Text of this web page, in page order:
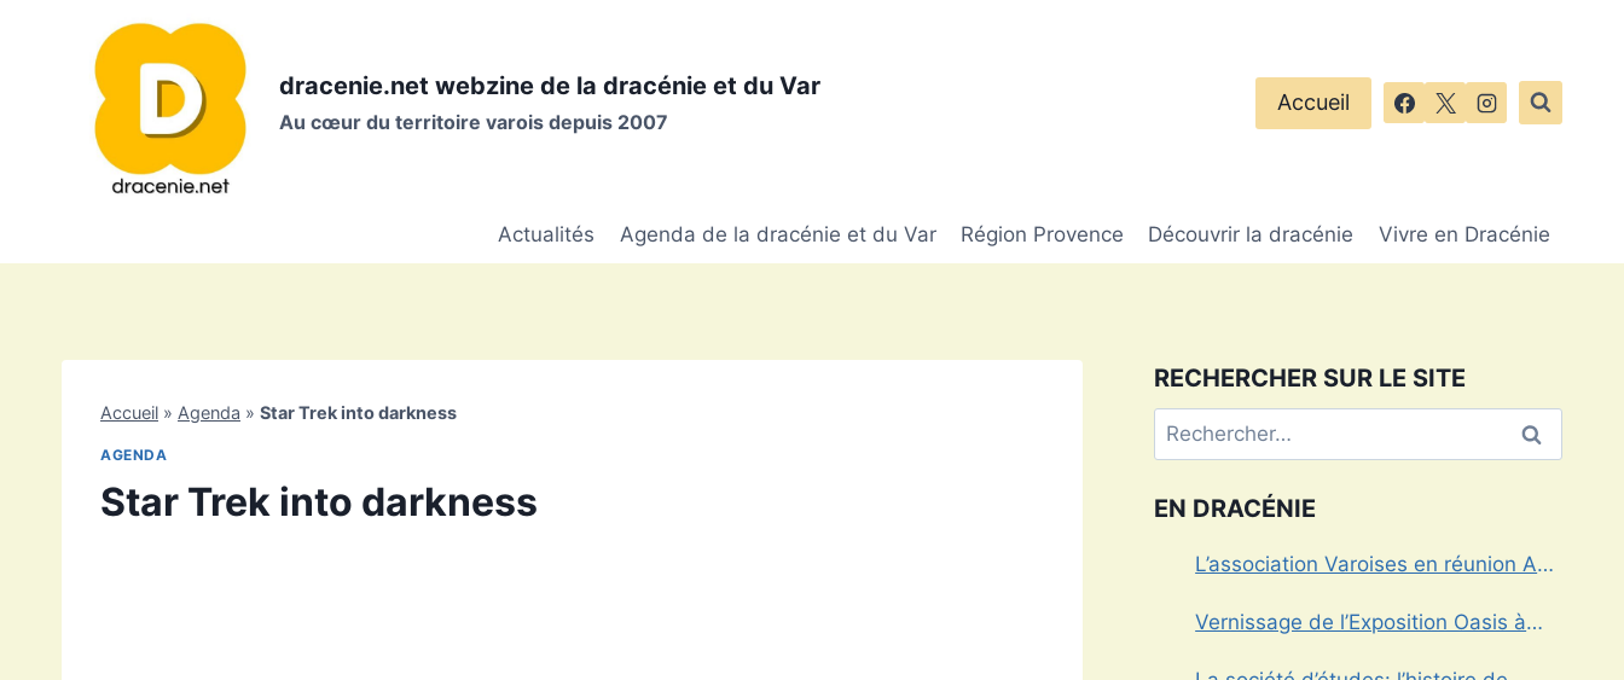
dracenie.net webzine de la dracénie et du Var
Au cœur du territoire varois depuis 2007
Accueil
Actualités Agenda de la dracénie et du Var Région Provence Découvrir la dracénie Vivre en Dracénie
Accueil » Agenda » Star Trek into darkness
AGENDA
Star Trek into darkness
RECHERCHER SUR LE SITE
Rechercher :
EN DRACÉNIE
L’association Varoises en réunion Aux
Vernissage de l’Exposition Oasis à